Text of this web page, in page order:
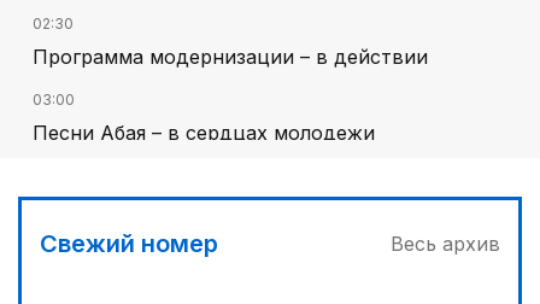
02:30
Программа модернизации – в действии
03:00
Песни Абая – в сердцах молодежи
От увлечения – к мечте
02:00
Свежий номер Весь архив